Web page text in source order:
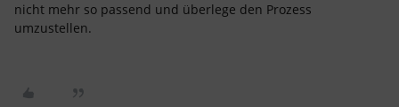
nicht mehr so passend und überlege den Prozess
umzustellen.